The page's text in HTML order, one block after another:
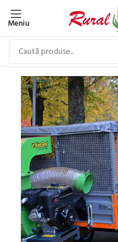
Meniu